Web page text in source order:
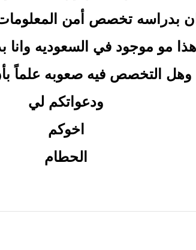
بدراسه تخصص أمن
مو موجود في السعوديه وانا
وهل التخصص فيه صعوبه علماً
ودعواتكم لي
اخوكم
الحطام